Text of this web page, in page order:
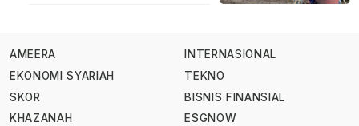
AMEERA
EKONOMI SYARIAH
SKOR
KHAZANAH
INTERNASIONAL
TEKNO
BISNIS FINANSIAL
ESGNOW